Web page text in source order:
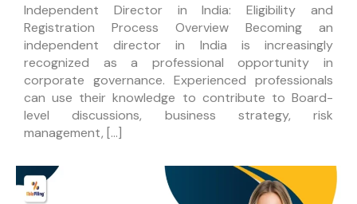
Independent Director in India: Eligibility and
Registration Process Overview Becoming an
independent director in India is increasingly
recognized as a professional opportunity in
corporate governance. Experienced professionals
can use their knowledge to contribute to Board-
level discussions, business strategy, risk
management, […]